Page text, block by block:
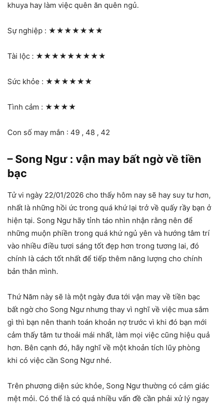
khuya hay làm việc quên ăn quên ngủ.
Sự nghiệp : ★★★★★★★
Tài lộc : ★★★★★★★★★
Sức khỏe : ★★★★★★
Tình cảm : ★★★★
Con số may mắn : 49 , 48 , 42
– Song Ngư : vận may bất ngờ về tiền
bạc
Tử vi ngày 22/01/2026 cho thấy hôm nay sẽ hay suy tư hơn,
nhất là những hồi ức trong quá khứ lại trở về quấy rầy bạn ở
hiện tại. Song Ngư hãy tỉnh táo nhìn nhận rằng nên để
những muộn phiền trong quá khứ ngủ yên và hướng tâm trí
vào nhiều điều tươi sáng tốt đẹp hơn trong tương lai, đó
chính là cách tốt nhất để tiếp thêm năng lượng cho chính
bản thân mình.
Thứ Năm này sẽ là một ngày đưa tới vận may về tiền bạc
bất ngờ cho Song Ngư nhưng thay vì nghĩ về việc mua sắm
gì thì bạn nên thanh toán khoản nợ trước vì khi đó bạn mới
cảm thấy tâm tư thoải mái nhất, làm mọi việc cũng hiệu quả
hơn. Bên cạnh đó, hãy nghĩ về một khoản tích lũy phòng
khi có việc cần Song Ngư nhé.
Trên phương diện sức khỏe, Song Ngư thường có cảm giác
mệt mỏi. Có thể là có quá nhiều vấn đề cần phải xử lý ngay